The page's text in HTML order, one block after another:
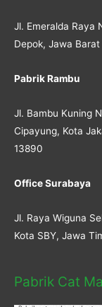
Jl. Emeralda Raya
Depok, Jawa Barat
Pabrik Rambu
Jl. Bambu Kuning
Cipayung, Kota
13890
Office Surabaya
Jl. Raya Wiguna
Kota SBY, Jawa
Pabrik Cat